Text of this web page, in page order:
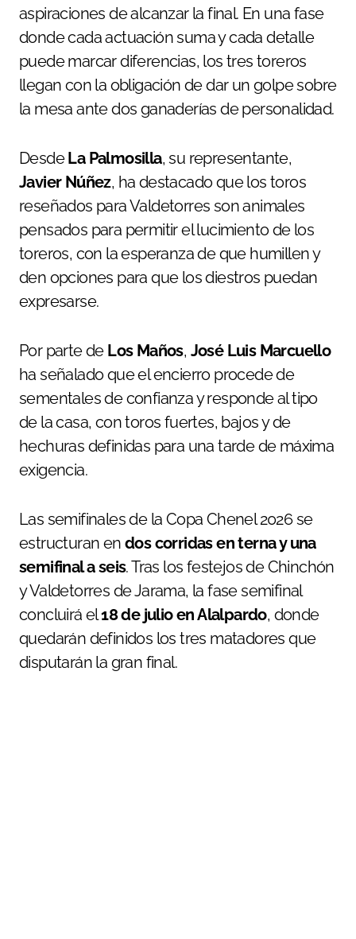
aspiraciones de alcanzar la final. En una fase
donde cada actuación suma y cada detalle
puede marcar diferencias, los tres toreros
llegan con la obligación de dar un golpe sobre
la mesa ante dos ganaderías de personalidad.
DesdeLa Palmosilla, su representante,
Javier Núñez, ha destacado que los toros
reseñados para Valdetorres son animales
pensados para permitir el lucimiento de los
toreros, con la esperanza de que humillen y
den opciones para que los diestros puedan
expresarse.
Por parte de Los Maños, José Luis Marcuello
ha señalado que el encierro procede de
sementales de confianza y responde al tipo
de la casa, con toros fuertes, bajos y de
hechuras definidas para una tarde de máxima
exigencia.
Las semifinales de la Copa Chenel 2026 se
estructuran en dos corridas en terna y una
semifinal a seis. Tras los festejos de Chinchón
y Valdetorres de Jarama, la fase semifinal
concluirá el18 de julio en Alalpardo, donde
quedarán definidos los tres matadores que
disputarán la gran final.